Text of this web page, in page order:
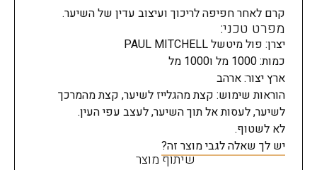
קרם לאחר חפיפה לריכוך ועיצוב עדין של השיער.
מפרט טכני:
יצרן: פול מיטשל PAUL MITCHELL
כמות: 1000 מל ו1000 מל
ארץ יצור: ארהב
הוראות שימוש: קצת מהגלייז לשיער, קצת מהמרכך
לשיער, לעסות אל תוך השיער, לעצב עפי העין.
לא לשטוף.
יש לך שאלה לגבי מוצר זה?
שיתוף מוצר